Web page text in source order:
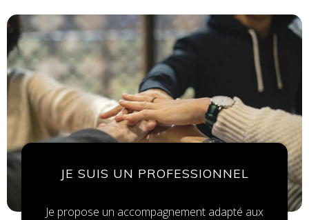
JE SUIS UN PROFESSIONNEL
Je propose un accompagnement adapté aux